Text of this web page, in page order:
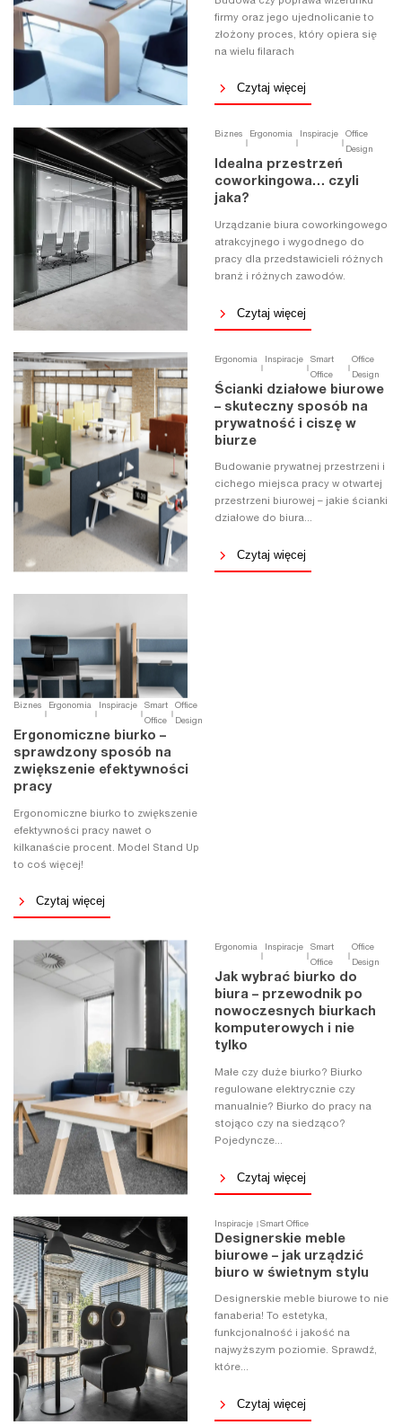
firmy oraz jego ujednolicanie to
złożony proces, który opiera się
na wielu filarach
Czytaj więcej
Biznes Ergonomia Inspiracje
Office
Design
Idealna przestrzeń
coworkingowa… czyli
jaka?
Urządzanie biura coworkingowego
atrakcyjnego i wygodnego do
pracy dla przedstawicieli różnych
branż i różnych zawodów.
Czytaj więcej
Ergonomia Inspiracje
Smart
Office
Office
Design
Ścianki działowe biurowe
– skuteczny sposób na
prywatność i ciszę w
biurze
Budowanie prywatnej przestrzeni i
cichego miejsca pracy w otwartej
przestrzeni biurowej – jakie ścianki
działowe do biura...
Czytaj więcej
Biznes Ergonomia Inspiracje
Smart
Office
Office
Design
Ergonomiczne biurko –
sprawdzony sposób na
zwiększenie efektywności
pracy
Ergonomiczne biurko to zwiększenie
efektywności pracy nawet o
kilkanaście procent. Model Stand Up
to coś więcej!
Czytaj więcej
Ergonomia Inspiracje
Smart
Office
Office
Design
Jak wybrać biurko do
biura – przewodnik po
nowoczesnych biurkach
komputerowych i nie
tylko
Małe czy duże biurko? Biurko
regulowane elektrycznie czy
manualnie? Biurko do pracy na
stojąco czy na siedząco?
Pojedyncze...
Czytaj więcej
Inspiracje Smart Office
Designerskie meble
biurowe – jak urządzić
biuro w świetnym stylu
Designerskie meble biurowe to nie
fanaberia! To estetyka,
funkcjonalność i jakość na
najwyższym poziomie. Sprawdź,
które...
Czytaj więcej